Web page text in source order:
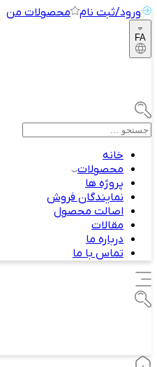
ورود/ثبت نام محصولات من
FA
خانه
محصولات
پروژه ها
نمایندگان فروش
اصالت محصول
مقالات
درباره ما
تماس با ما